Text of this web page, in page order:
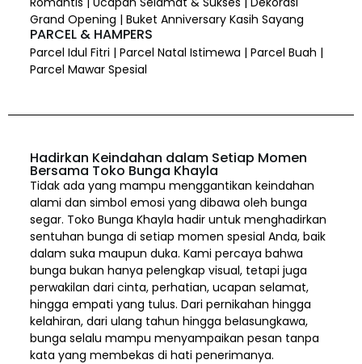
Grand Opening | Buket Anniversary Kasih Sayang
PARCEL & HAMPERS
Parcel Idul Fitri | Parcel Natal Istimewa | Parcel Buah |
Parcel Mawar Spesial
Hadirkan Keindahan dalam Setiap Momen
Bersama Toko Bunga Khayla
Tidak ada yang mampu menggantikan keindahan
alami dan simbol emosi yang dibawa oleh bunga
segar. Toko Bunga Khayla hadir untuk menghadirkan
sentuhan bunga di setiap momen spesial Anda, baik
dalam suka maupun duka. Kami percaya bahwa
bunga bukan hanya pelengkap visual, tetapi juga
perwakilan dari cinta, perhatian, ucapan selamat,
hingga empati yang tulus. Dari pernikahan hingga
kelahiran, dari ulang tahun hingga belasungkawa,
bunga selalu mampu menyampaikan pesan tanpa
kata yang membekas di hati penerimanya.